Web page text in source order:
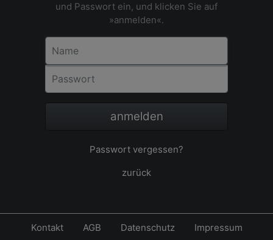
und Passwort ein, und klicken Sie auf
»anmelden«.
Passwort
anmelden
Passwort vergessen?
zurück
Kontakt AGB Datenschutz Impressum